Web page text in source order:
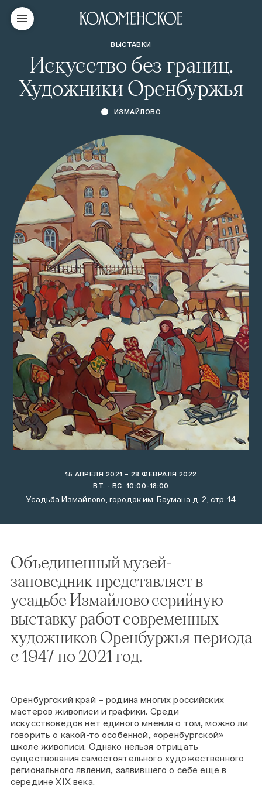
ВЫСТАВКИ
Искусство без границ.
Художники Оренбуржья
ИЗМАЙЛОВО
15 АПРЕЛЯ 2021 – 28 ФЕВРАЛЯ 2022
ВТ. - ВС. 10:00-18:00
Усадьба Измайлово, городок им. Баумана д. 2, стр. 14
Объединенный музей-
заповедник представляет в
усадьбе Измайлово серийную
выставку работ современных
художников Оренбуржья периода
с 1947 по 2021 год.
Оренбургский край – родина многих российских
мастеров живописи и графики. Среди
искусствоведов нет единого мнения о том, можно ли
говорить о какой-то особенной, «оренбургской»
школе живописи. Однако нельзя отрицать
существования самостоятельного художественного
регионального явления, заявившего о себе еще в
середине ХIХ века.